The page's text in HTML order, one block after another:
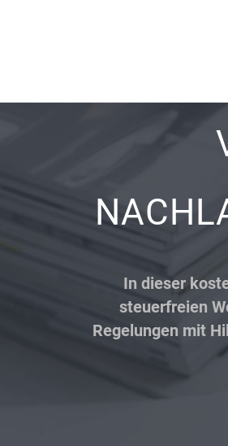
In dieser
steuerfreien
Regelungen mit